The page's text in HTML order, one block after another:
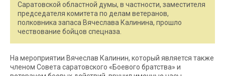
Саратовской областной думы, в частности, заместителя
председателя комитета по делам ветеранов,
полковника запаса Вячеслава Калинина, прошло
чествование бойцов спецназа.
На мероприятии Вячеслав Калинин, который является также
членом Совета саратовского «Боевого братства» и